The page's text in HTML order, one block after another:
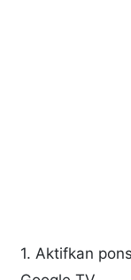
1. Aktifkan